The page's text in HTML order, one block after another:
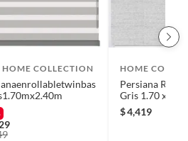
HOME COLLECTION HOME
Persiana
Gris 1.70 x 2 M
$4,419